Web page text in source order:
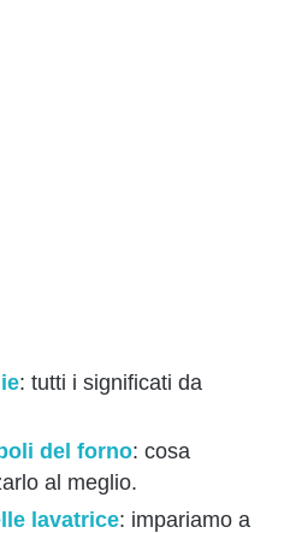
: tutti i significati da
del forno: cosa
al meglio.
lavatrice: impariamo a